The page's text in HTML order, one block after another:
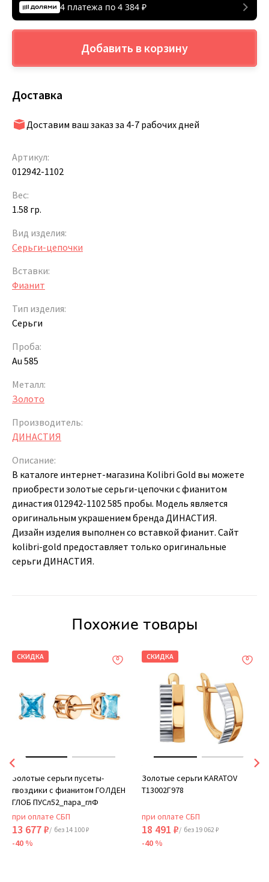
4 платежа по 4 384 ₽
Добавить в корзину
Доставка
Доставим ваш заказ за 4-7 рабочих дней
Артикул:
012942-1102
Вес:
1.58 гр.
Вид изделия:
Серьги-цепочки
Вставки:
Фианит
Тип изделия:
Серьги
Проба:
Au 585
Металл:
Золото
Производитель:
ДИНАСТИЯ
Описание:
В каталоге интернет-магазина Kolibri Gold вы можете
приобрести золотые серьги-цепочки с фианитом
династия 012942-1102 585 пробы. Модель является
оригинальным украшением бренда ДИНАСТИЯ.
Дизайн изделия выполнен со вставкой фианит. Сайт
kolibri-gold предоставляет только оригинальные
серьги ДИНАСТИЯ.
Похожие товары
СКИДКА
Золотые серьги пусеты-
гвоздики с фианитом ГОЛДЕН
ГЛОБ ПУСл52_пара_глФ
при оплате СБП
13 677 ₽/ без 14 100 ₽
-40 %
СКИДКА
Золотые серьги KARATOV
Т13002Г978
при оплате СБП
18 491 ₽/ без 19 062 ₽
-40 %